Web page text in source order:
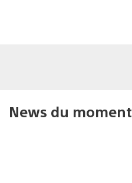
News du moment